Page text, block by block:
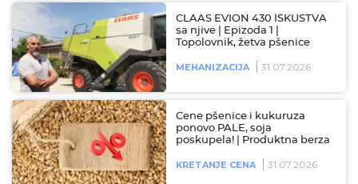
CLAAS EVION 430 ISKUSTVA
sa njive | Epizoda 1 |
Topolovnik, žetva pšenice
MEHANIZACIJA 31.07.2026
Cene pšenice i kukuruza
ponovo PALE, soja
poskupela! | Produktna berza
KRETANJE CENA 31.07.2026